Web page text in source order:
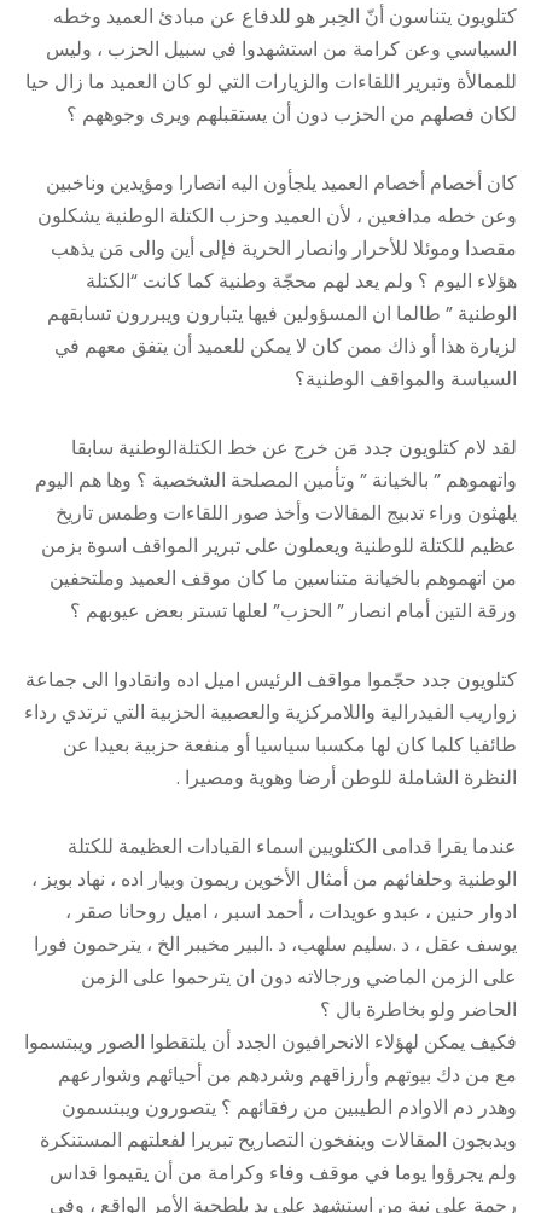
كتلويون يتناسون أنّ الحِبر هو للدفاع عن مبادئ العميد وخطه
السياسي وعن كرامة من استشهدوا في سبيل الحزب ، وليس
للممالأة وتبرير اللقاءات والزيارات التي لو كان العميد ما زال حيا
لكان فصلهم من الحزب دون أن يستقبلهم ويرى وجوههم ؟
كان أخصام أخصام العميد يلجأون اليه انصارا ومؤيدين وناخبين
وعن خطه مدافعين ، لأن العميد وحزب الكتلة الوطنية يشكلون
مقصدا وموئلا للأحرار وانصار الحرية فإلى أين والى مَن يذهب
هؤلاء اليوم ؟ ولم يعد لهم محجّة وطنية كما كانت “الكتلة
الوطنية ” طالما ان المسؤولين فيها يتبارون ويبررون تسابقهم
لزيارة هذا أو ذاك ممن كان لا يمكن للعميد أن يتفق معهم في
السياسة والمواقف الوطنية؟
لقد لام كتلويون جدد مَن خرج عن خط الكتلةالوطنية سابقا
واتهموهم ” بالخيانة ” وتأمين المصلحة الشخصية ؟ وها هم اليوم
يلهثون وراء تدبيج المقالات وأخذ صور اللقاءات وطمس تاريخ
عظيم للكتلة للوطنية ويعملون على تبرير المواقف اسوة بزمن
من اتهموهم بالخيانة متناسين ما كان موقف العميد وملتحفين
ورقة التين أمام انصار ” الحزب” لعلها تستر بعض عيوبهم ؟
كتلويون جدد حجّموا مواقف الرئيس اميل اده وانقادوا الى جماعة
زواريب الفيدرالية واللامركزية والعصبية الحزبية التي ترتدي رداء
طائفيا كلما كان لها مكسبا سياسيا أو منفعة حزبية بعيدا عن
النظرة الشاملة للوطن أرضا وهوية ومصيرا .
عندما يقرا قدامى الكتلويين اسماء القيادات العظيمة للكتلة
الوطنية وحلفائهم من أمثال الأخوين ريمون وبيار اده ، نهاد بويز ،
ادوار حنين ، عبدو عويدات ، أحمد اسبر ، اميل روحانا صقر ،
يوسف عقل ، د .سليم سلهب، د .البير مخيبر الخ ، يترحمون فورا
على الزمن الماضي ورجالاته دون ان يترحموا على الزمن
الحاضر ولو بخاطرة بال ؟
فكيف يمكن لهؤلاء الانحرافيون الجدد أن يلتقطوا الصور ويبتسموا
مع من دك بيوتهم وأرزاقهم وشردهم من أحيائهم وشوارعهم
وهدر دم الاوادم الطيبين من رفقائهم ؟ يتصورون ويبتسمون
ويدبجون المقالات وينفخون التصاريح تبريرا لفعلتهم المستنكرة
ولم يجرؤوا يوما في موقف وفاء وكرامة من أن يقيموا قداس
رحمة على نية من استشهد على يد بلطجية الأمر الواقع ، وفي